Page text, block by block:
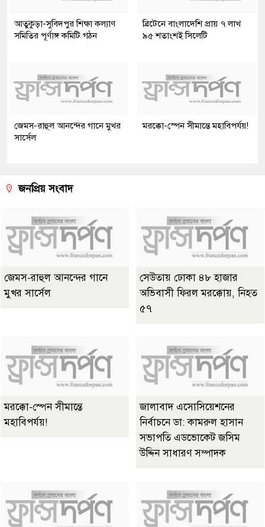
আতুকুড়া-সুবিদপুর শিক্ষা কল্যাণ
সমিতির পূর্ণাঙ্গ কমিটি গঠন
ব্রিটেনে বাংলাদেশি প্রায় ৭ লাখ
৯৫ শতাংশই সিলেটি
জেমস-রাহুল আনন্দের গানে মুখর
সার্সেল
মরক্কো-স্পেন সীমান্তে মহাবিপর্যয়!
জনপ্রিয় সংবাদ
জেমস-রাহুল আনন্দের গানে
মুখর সার্সেল
সেউতায় ঢোকা ৪৮ হাজার
অভিবাসী ফিরল মরক্কোয়, নিহত
৫৭
মরক্কো-স্পেন সীমান্তে
মহাবিপর্যয়!
জালাবাদ এসোসিয়েশনের
নির্বাচনে ডা: কামরুল হাসান
সভাপতি এডভোকেট জসিম
উদ্দিন সাধারণ সম্পাদক